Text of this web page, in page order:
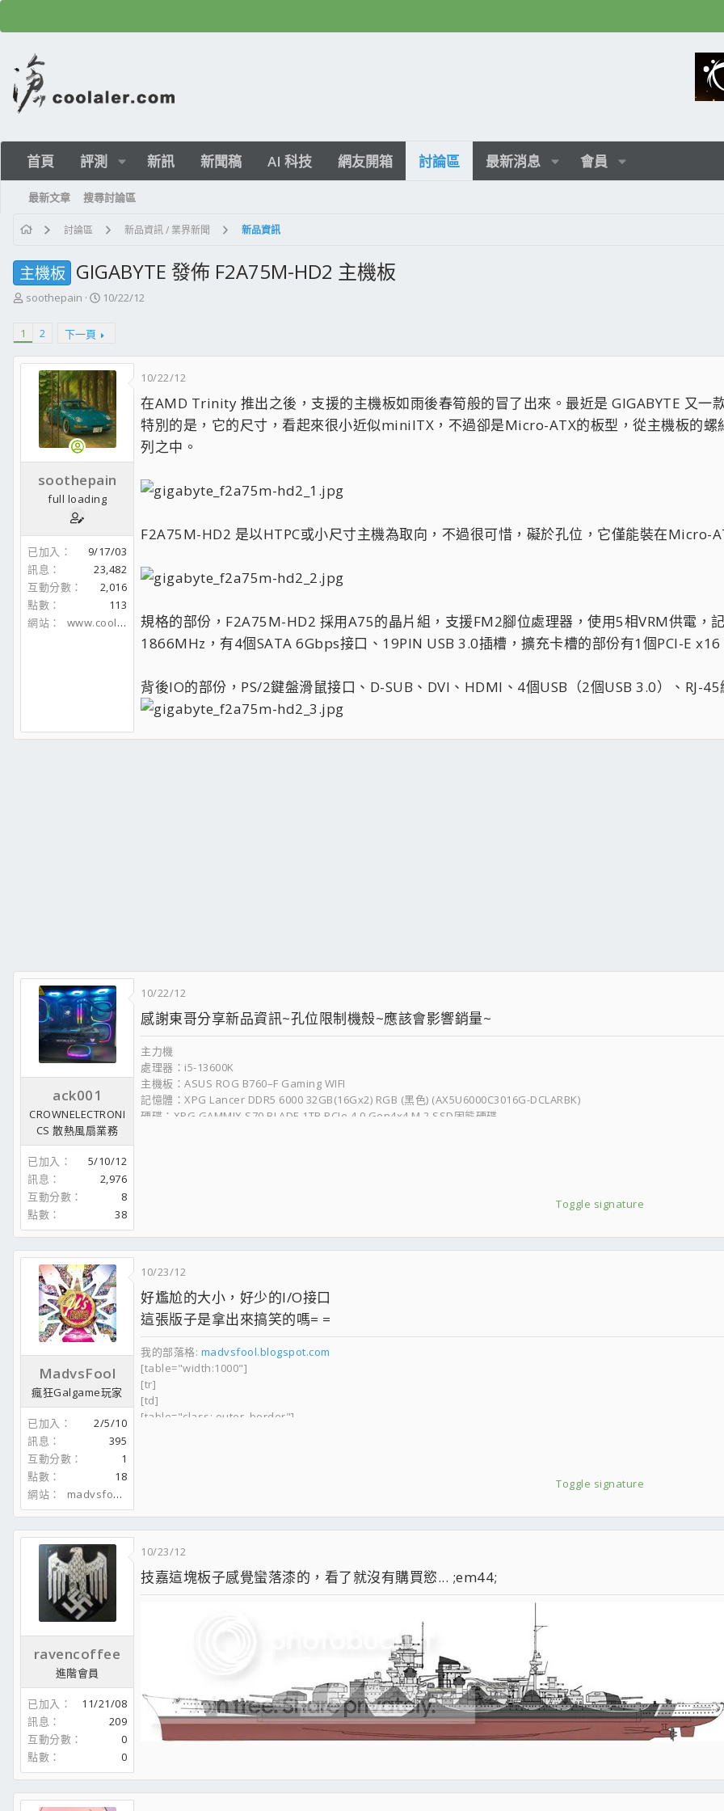
首頁 評測 新訊 新聞稿 AI 科技 網友開箱 討論區 最新消息 會員
最新文章 搜尋討論區
討論區 新品資訊 / 業界新聞 新品資訊
主機板 GIGABYTE 發佈 F2A75M-HD2 主機板
主
起
人
soothepain
開
10/22/12
1 2 下一頁
soothepain
full loading
已加入
9/17/03
訊息
23,482
互動分數
2,016
點數
113
網站
www.coolaler.com
10/22/12
在AMD Trinity 推出之後，支援的主機板如雨後春筍般的冒了出來。最近是 GIGABYTE 又
特別的是，它的尺寸，看起來很小近似miniITX，不過卻是Micro-ATX的板型，從主機板的
列之中。
F2A75M-HD2 是以HTPC或小尺寸主機為取向，不過很可惜，礙於孔位，它僅能裝在Micro-
規格的部份，F2A75M-HD2 採用A75的晶片組，支援FM2腳位處理器，使用5相VRM供電，
1866MHz，有4個SATA 6Gbps接口、19PIN USB 3.0插槽，擴充卡槽的部份有1個PCI-E
背後IO的部份，PS/2鍵盤滑鼠接口、D-SUB、DVI、HDMI、4個USB（2個USB 3.0）、RJ-
ack001
CROWNELECTRONI
CS 散熱風扇業務
已加入
5/10/12
訊息
2,976
互動分數
8
點數
38
10/22/12
感謝東哥分享新品資訊~孔位限制機殼~應該會影響銷量~
Toggle signature
主力機
處理器：i5-13600K
主機板：ASUS ROG B760–F Gaming WIFI
記憶體：XPG Lancer DDR5 6000 32GB(16Gx2) RGB (黑色) (AX5U6000C3016G-DCLARBK)
硬碟：XPG GAMMIX S70 BLADE 1TB PCIe 4.0 Gen4x4 M.2 SSD固態硬碟
處理器 : Intel Core I7-2600K OC 4.5G @1.2V
散熱器 : Cryorig R1 Ultimate
主機板 : P8Z68V-PRO GEN3
記憶體 : Kingston DDR3-2400 4Gx4
顯示卡 : ASUS ROG STRIX-GTX1070-O8G-GAMING
電 源 : Tt SMART DPS G 600W
硬 碟 : Crucial MX200-250G TOSHIBA 2TB &1TB
機 殼 : Tt Chaser A41
滑 鼠 :LEETGION HELLION
MadvsFool
瘋狂Galgame玩家
已加入
2/5/10
訊息
395
互動分數
1
點數
18
網站
madvsfool.blogspot.com
10/23/12
好尷尬的大小，好少的I/O接口
這張版子是拿出來搞笑的嗎= =
Toggle signature
我的部落格: madvsfool.blogspot.com
[table="width:1000"]
[tr]
[td]
[table="class: outer_border"]
[td]i7-860/MSI P55-GD65[/td]
[td]Logitech G9x Gaming Mouse[/td]
[/tr]
[td]G.Skill DDR3-1600 4G*4[/td]
[td]Logitech G27 Racing Wheel + Stand[/td]
[td]Xbox360 Controller for Windows[/td]
[tr]
[td]Plextor M5P 512G[/td]
[td]Schiit Bifrost + Schiit Valhalla 2[/td]
ravencoffee
進階會員
已加入
11/21/08
訊息
209
互動分數
0
點數
0
10/23/12
技嘉這塊板子感覺蠻落漆的，看了就沒有購買慾... ;em44;